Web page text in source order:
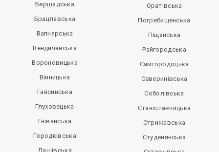
Бершадська
Брацлавська
Вапнярська
Вендичанська
Вороновицька
Вінницька
Гайсинська
Глуховецька
Гніванська
Городківська
Дашівська
Оратівська
Погребищенська
Піщанська
Райгородська
Самгородоцька
Северинівська
Соболівська
Станіславчицька
Стрижавська
Студенянська